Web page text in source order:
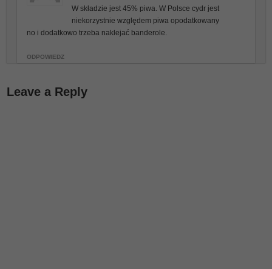
W składzie jest 45% piwa. W Polsce cydr jest
niekorzystnie względem piwa opodatkowany
no i dodatkowo trzeba naklejać banderole.
ODPOWIEDZ
Leave a Reply